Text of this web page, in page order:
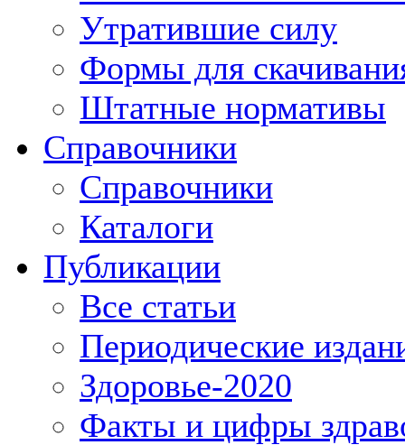
Утратившие силу
Формы для
Штатные нормативы
Справочники
Справочники
Каталоги
Публикации
Все статьи
Периодические
Здоровье-2020
Факты и цифры